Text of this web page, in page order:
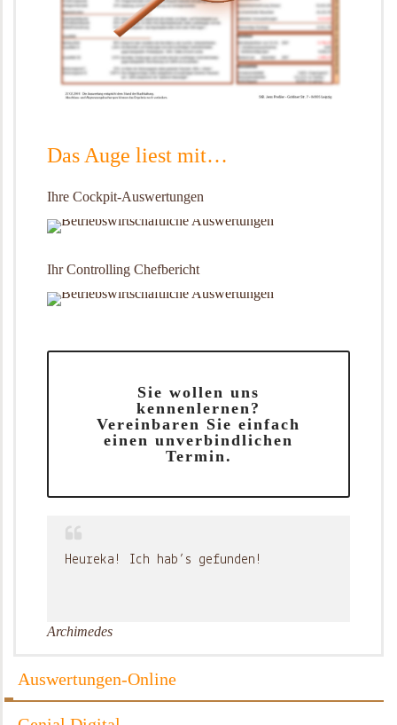
Das Auge liest mit…
Ihre Cockpit-Auswertungen
Ihr Controlling Chefbericht
Sie wollen uns
kennenlernen?
Vereinbaren Sie einfach
einen unverbindlichen
Termin.
Heureka! Ich hab’s gefunden!
Archimedes
Auswertungen-Online